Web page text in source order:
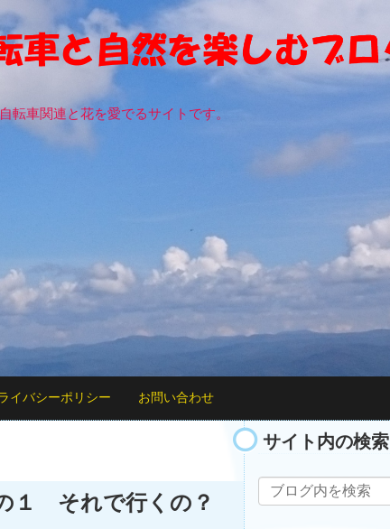
転車関連と花を愛でるサイトです。
イバシーポリシー お問い合わせ
１ それで行くの？
サイト内の検索